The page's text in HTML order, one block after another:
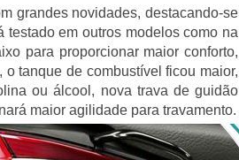
grandes novidades, destacando-se
em outros modelos como na
para proporcionar maior conforto,
tanque de combustível ficou maior,
ou álcool, nova trava de guidão
maior agilidade para travamento.